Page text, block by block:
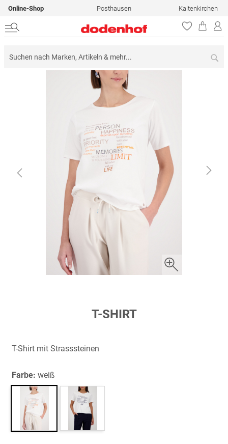
Online-Shop Posthausen Kaltenkirchen
springen
T-SHIRT
T-Shirt mit Strasssteinen
Farbe: weiß